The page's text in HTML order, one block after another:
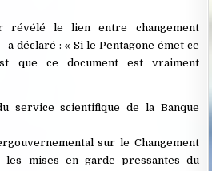
révélé le lien entre changement
déclaré : « Si le Pentagone émet ce
que ce document est vraiment
service scientifique de la Banque
sur le Changement
les mises en garde pressantes du